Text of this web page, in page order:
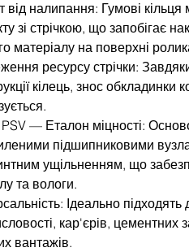
від налипання: Гумові
зі стрічкою, що запобігає
матеріалу на поверхні
ресурсу стрічки:
кілець, знос обкладинки
— Еталон міцності:
підшипниковими
ущільненням, що
та вологи.
Ідеально підходять
кар'єрів, цементних
вантажів.